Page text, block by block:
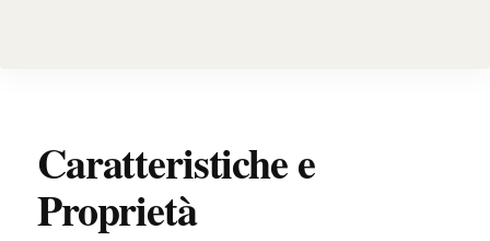
Caratteristiche e
Proprietà